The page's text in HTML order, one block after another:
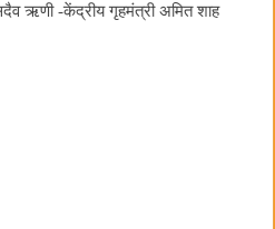
ऋणी -केंद्रीय गृहमंत्री अमित शाह